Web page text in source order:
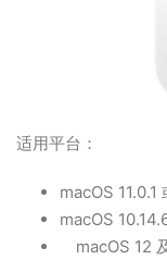
适用平台：
macOS
macOS
macOS 12